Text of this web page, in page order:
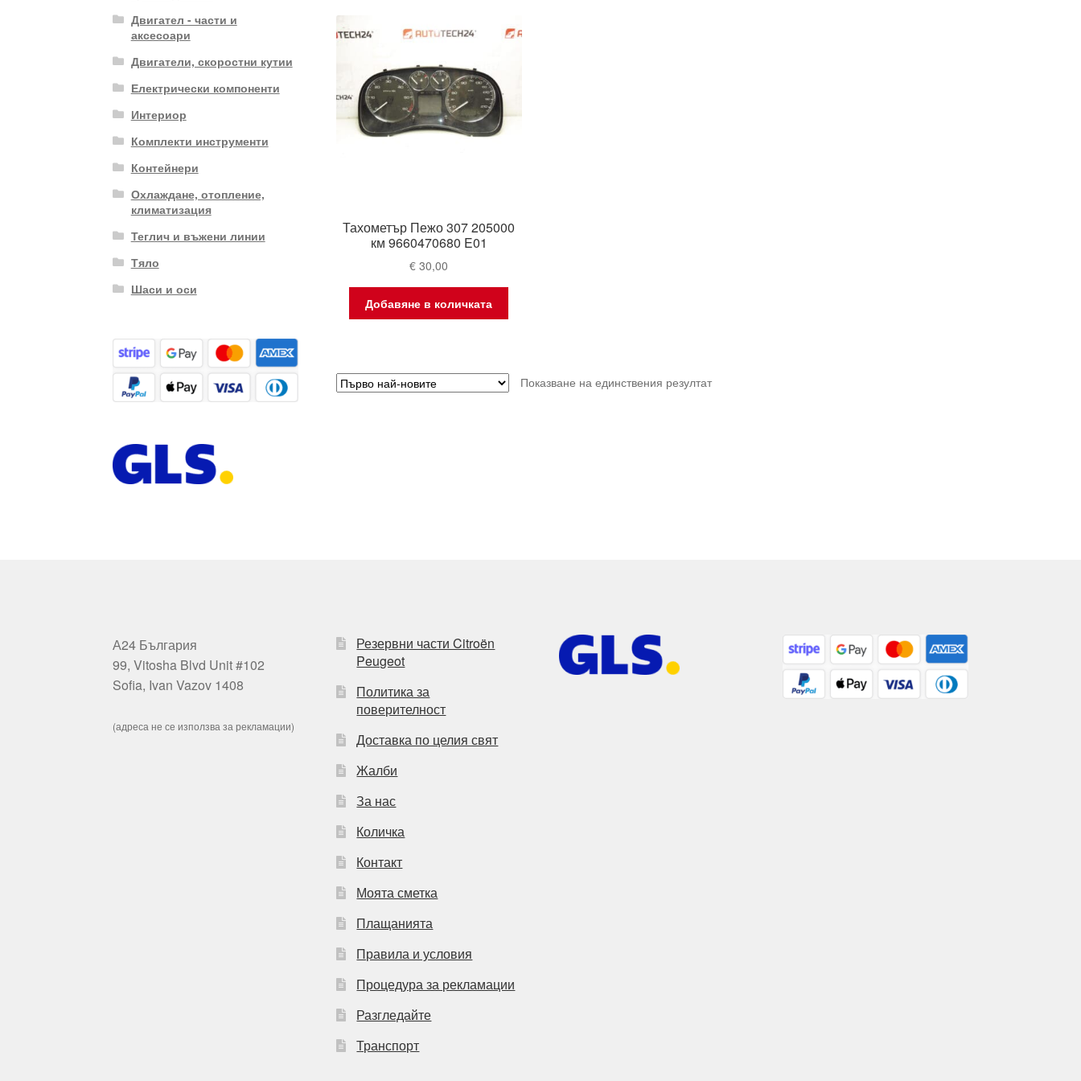
Тахометър Пежо 307 205000
км 9660470680 E01
€ 30,00
Добавяне в количката
Показване на единствения резултат
Двигател - части и
аксесоари
Двигатели, скоростни кутии
Електрически компоненти
Интериор
Комплекти инструменти
Контейнери
Охлаждане, отопление,
климатизация
Теглич и въжени линии
Тяло
Шаси и оси
А24 България
99, Vitosha Blvd Unit #102
Sofia, Ivan Vazov 1408
(адреса не се използва за рекламации)
Резервни части Citroën
Peugeot
Политика за
поверителност
Доставка по целия свят
Жалби
За нас
Количка
Контакт
Моята сметка
Плащанията
Правила и условия
Процедура за рекламации
Разгледайте
Транспорт